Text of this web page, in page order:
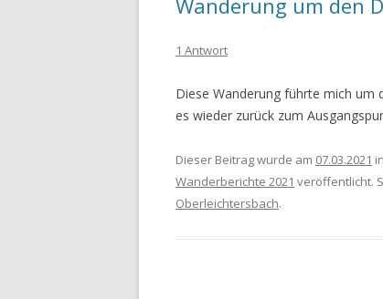
MAINTAL
Wanderung um den
1 Antwort
Diese Wanderung führte mich um
es wieder zurück zum
Dieser Beitrag wurde am 07.03.2021 in
Wanderberichte 2021 veröffentlicht.
Oberleichtersbach.